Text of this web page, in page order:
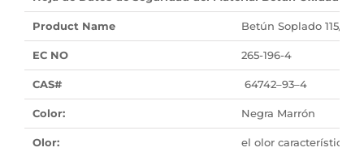
Product Name Betún Soplado 115/15
EC NO 265-196-4
CAS# 64742–93–4
Color: Negra Marrón
Olor: el olor característico